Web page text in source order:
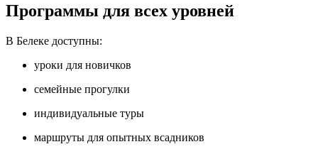
Программы для всех уровней
В Белеке доступны:
уроки для новичков
семейные прогулки
индивидуальные туры
маршруты для опытных всадников